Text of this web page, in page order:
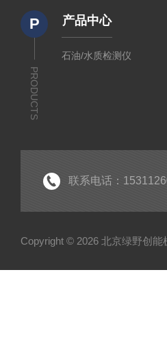
P
PRODUCTS
产品中心
石油/水质检测仪
联系电话：
Copyright © 2026 北京绿野创